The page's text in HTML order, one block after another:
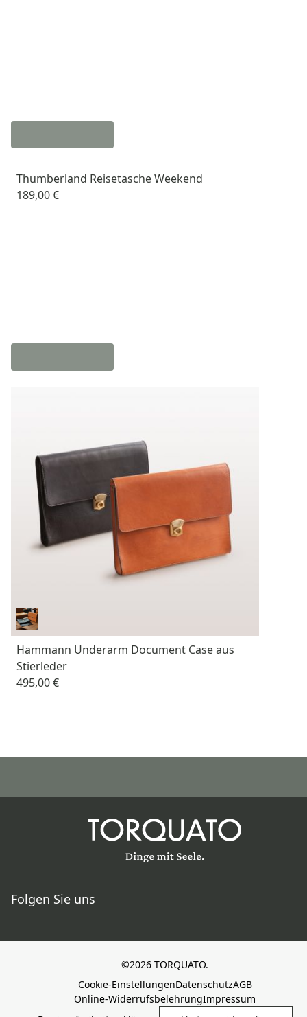
Thumberland Reisetasche Weekend
189,00 €
Hammann Underarm Document Case aus
Stierleder
495,00 €
Folgen Sie uns
©2026 TORQUATO.
Cookie-EinstellungenDatenschutzAGB
Online-WiderrufsbelehrungImpressum